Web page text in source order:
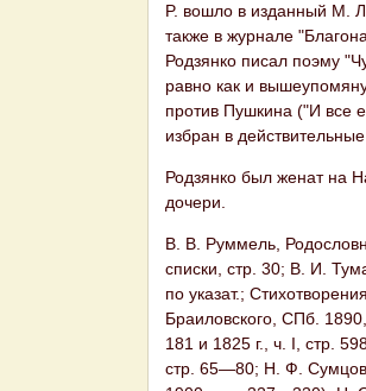
P. вошло в изданный М.
также в журнале
Родзянко писал поэму
равно как и
против Пушкина ("И все
избран в
Родзянко был женат на
дочери.
В. В. Руммель,
списки, стр. 30; В. И.
по указат.;
Браиловского, СПб.
181 и 1825 г., ч. І, стр.
стр. 65—80; Н. Ф.